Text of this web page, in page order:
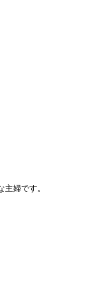
婦です。